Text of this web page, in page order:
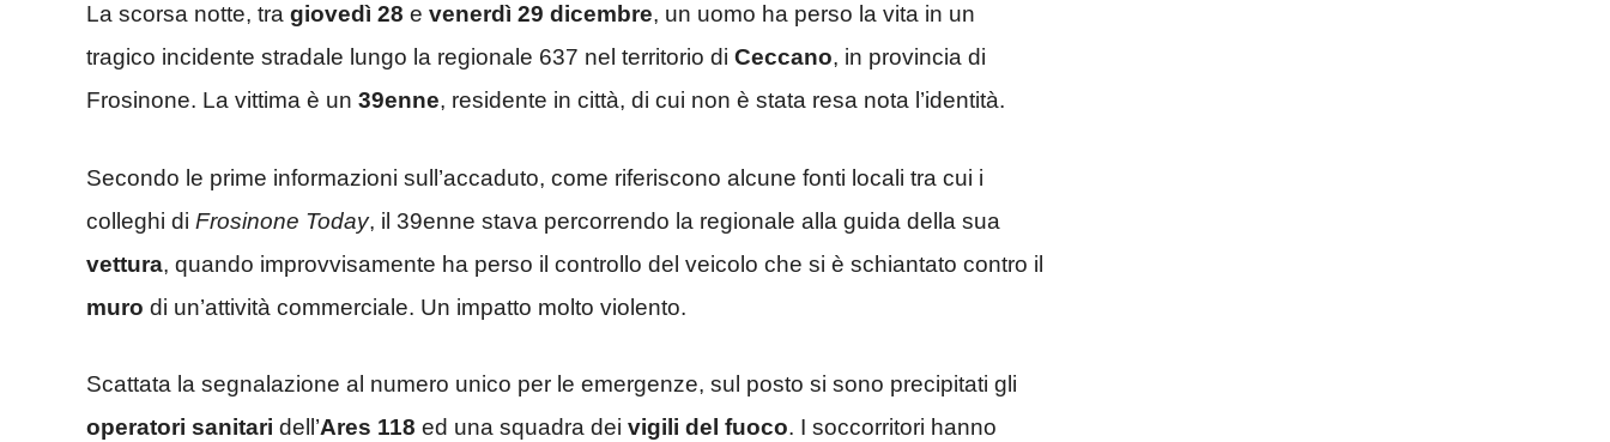
La scorsa notte, tra giovedì 28 e venerdì 29 dicembre, un uomo ha perso la vita in un
tragico incidente stradale lungo la regionale 637 nel territorio di Ceccano, in provincia di
Frosinone. La vittima è un 39enne, residente in città, di cui non è stata resa nota l’identità.
Secondo le prime informazioni sull’accaduto, come riferiscono alcune fonti locali tra cui i
colleghi di Frosinone Today, il 39enne stava percorrendo la regionale alla guida della sua
vettura, quando improvvisamente ha perso il controllo del veicolo che si è schiantato contro il
muro di un’attività commerciale. Un impatto molto violento.
Scattata la segnalazione al numero unico per le emergenze, sul posto si sono precipitati gli
operatori sanitari dell’Ares 118 ed una squadra dei vigili del fuoco. I soccorritori hanno